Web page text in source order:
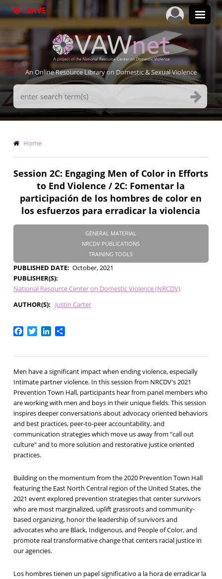
to
LEAVE
An Online Resource Library on Domestic & Sexual Violence
Search
Terms
Breadcrumb
Home
Session 2C: Engaging Men of Color in Efforts
to End Violence / 2C: Fomentar la
participación de los hombres de color en
los esfuerzos para erradicar la violencia
GENERAL MATERIAL
NRCDV PUBLICATIONS
TRAINING TOOLS
PUBLISHED DATE October, 2021
PUBLISHER(S)
National Resource Center on Domestic Violence (NRCDV)
AUTHOR(S)
Justin Carter
Facebook
TwitterLinkedIn
Share
Men have a significant impact when ending violence, especially
Intimate partner violence. In this session from NRCDV's 2021
Prevention Town Hall, participants hear from panel members who
are working with men and boys in their unique fields. This session
inspires deeper conversations about advocacy oriented behaviors
and best practices, peer-to-peer accountability, and
communication strategies which move us away from "call out
culture" and to more solution and restorative justice oriented
practices.
Building on the momentum from the 2020 Prevention Town Hall
featuring the East North Central region of the United States, the
2021 event explored prevention strategies that center survivors
who are most marginalized, uplift grassroots and community-
based organizing, honor the leadership of survivors and
advocates who are Black, Indigenous, and People of Color, and
promote real transformative change that centers racial justice in
our agencies.
Los hombres tienen un papel significativo a la hora de erradicar la